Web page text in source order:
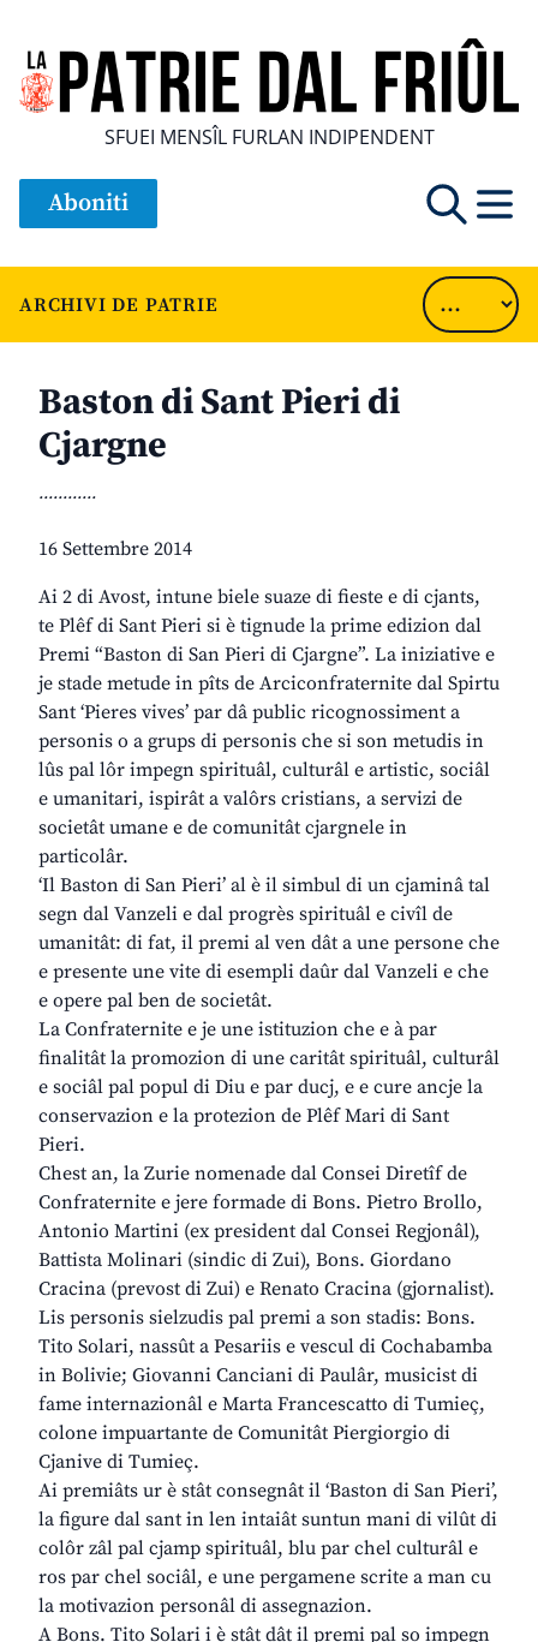
SFUEI MENSÎL FURLAN INDIPENDENT
Aboniti
ARCHIVI DE PATRIE
Baston di Sant Pieri di
Cjargne
............
16 Settembre 2014
Ai 2 di Avost, intune biele suaze di fieste e di cjants,
te Plêf di Sant Pieri si è tignude la prime edizion dal
Premi “Baston di San Pieri di Cjargne”. La iniziative e
je stade metude in pîts de Arciconfraternite dal Spirtu
Sant ‘Pieres vives’ par dâ public ricognossiment a
personis o a grups di personis che si son metudis in
lûs pal lôr impegn spirituâl, culturâl e artistic, sociâl
e umanitari, ispirât a valôrs cristians, a servizi de
societât umane e de comunitât cjargnele in
particolâr.
‘Il Baston di San Pieri’ al è il simbul di un cjaminâ tal
segn dal Vanzeli e dal progrès spirituâl e civîl de
umanitât: di fat, il premi al ven dât a une persone che
e presente une vite di esempli daûr dal Vanzeli e che
e opere pal ben de societât.
La Confraternite e je une istituzion che e à par
finalitât la promozion di une caritât spirituâl, culturâl
e sociâl pal popul di Diu e par ducj, e e cure ancje la
conservazion e la protezion de Plêf Mari di Sant
Pieri.
Chest an, la Zurie nomenade dal Consei Diretîf de
Confraternite e jere formade di Bons. Pietro Brollo,
Antonio Martini (ex president dal Consei Regjonâl),
Battista Molinari (sindic di Zui), Bons. Giordano
Cracina (prevost di Zui) e Renato Cracina (gjornalist).
Lis personis sielzudis pal premi a son stadis: Bons.
Tito Solari, nassût a Pesariis e vescul di Cochabamba
in Bolivie; Giovanni Canciani di Paulâr, musicist di
fame internazionâl e Marta Francescatto di Tumieç,
colone impuartante de Comunitât Piergiorgio di
Cjanive di Tumieç.
Ai premiâts ur è stât consegnât il ‘Baston di San Pieri’,
la figure dal sant in len intaiât suntun mani di vilût di
colôr zâl pal cjamp spirituâl, blu par chel culturâl e
ros par chel sociâl, e une pergamene scrite a man cu
la motivazion personâl di assegnazion.
A Bons. Tito Solari i è stât dât il premi pal so impegn